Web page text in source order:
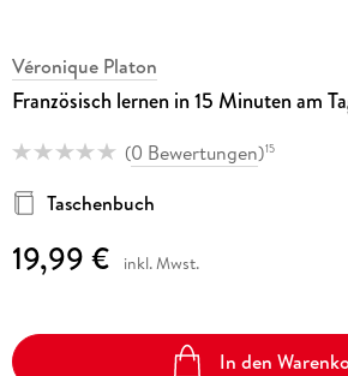
Véronique Platon
Französisch lernen in 15 Minuten am
(0 Bewertungen)15
Taschenbuch
19,99 € inkl. Mwst.
In den